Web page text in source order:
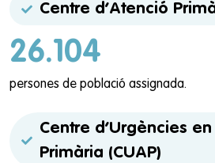
Centre d’Atenció
persones de població assignada.
26.104
Centre d’Urgències
Primària (CUAP)